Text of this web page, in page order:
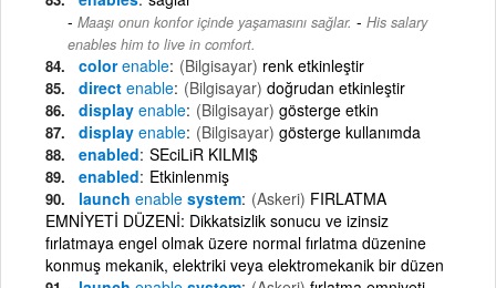
Maaşı onun konfor içinde yaşamasını sağlar. - His salary
enables him to live in comfort.
colorenable (Bilgisayar) renk etkinleştir
direct enable (Bilgisayar) doğrudan etkinleştir
display enable (Bilgisayar) gösterge etkin
display enable (Bilgisayar) gösterge kullanımda
enabled SEciLiR KILMI$
enabled Etkinlenmiş
launch enable system (Askeri) FIRLATMA
EMNİYETİ DÜZENİ: Dikkatsizlik sonucu ve izinsiz
fırlatmaya engel olmak üzere normal fırlatma düzenine
konmuş mekanik, elektriki veya elektromekanik bir düzen